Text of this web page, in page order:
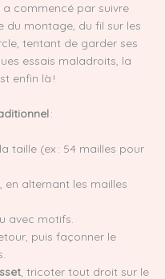
a commencé par suivre
du montage, du fil sur les
tentant de garder ses
essais maladroits, la
enfin là !
:
taille (ex : 54 mailles pour
en alternant les mailles
avec motifs.
puis façonner le
, tricoter tout droit sur le